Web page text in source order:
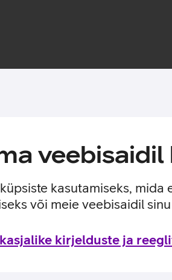
veebisaidil
kasutamiseks,
või meie veebisaidil
kirjelduste ja
AAA mõõdus leelispatareid.